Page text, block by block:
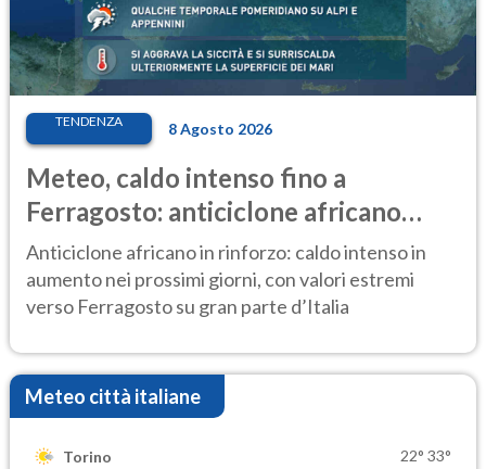
TENDENZA 8 Agosto 2026
Meteo, caldo intenso fino a
Ferragosto: anticiclone africano
ancora protagonista
Anticiclone africano in rinforzo: caldo intenso in
aumento nei prossimi giorni, con valori estremi
verso Ferragosto su gran parte d’Italia
Meteo città italiane
Torino 22° 33°